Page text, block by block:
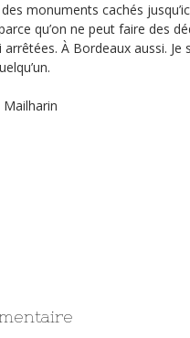
monuments cachés
qu’on ne peut faire des
arrêtées. À Bordeaux aussi.
Mailharin